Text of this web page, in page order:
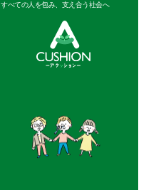
すべての人を包み、支え合う社会へ